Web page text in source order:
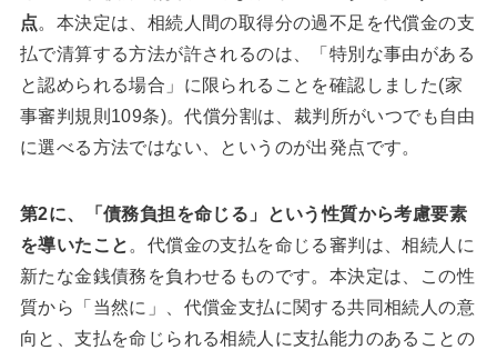
点。本決定は、相続人間の取得分の過不足を代償金の支
払で清算する方法が許されるのは、「特別な事由がある
と認められる場合」に限られることを確認しました(家
事審判規則109条)。代償分割は、裁判所がいつでも自由
に選べる方法ではない、というのが出発点です。
第2に、「債務負担を命じる」という性質から考慮要素
を導いたこと 。代償金の支払を命じる審判は、相続人に
新たな金銭債務を負わせるものです。本決定は、この性
質から「当然に」、代償金支払に関する共同相続人の意
向と、支払を命じられる相続人に支払能力のあることの